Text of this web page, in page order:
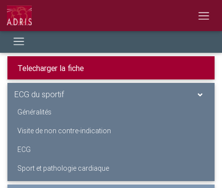
ECG du sportif
Généralités
Visite de non contre-indication
ECG
Sport et pathologie cardiaque